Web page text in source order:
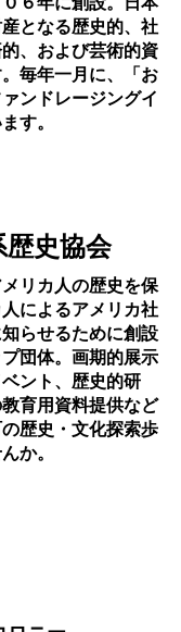
となる歴史的、社
、および芸術的資
毎年一月に、「お
ンドレージングイ
す。
歴史協会
リカ人の歴史を保
によるアメリカ社
らせるために創設
団体。画期的展示
ント、歴史的研
育用資料提供など
歴史・文化探索歩
か。